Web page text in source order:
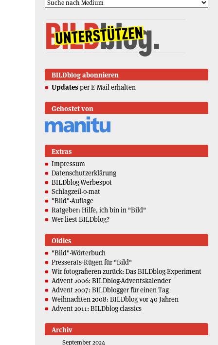
BILDblog abonnieren
Updates per E-Mail erhalten
Gehostet von
Extras
Impressum
Datenschutzerklärung
BILDblog-Werbespot
Schlagzeil-o-mat
"Bild"-Auflage
Ratgeber: Hilfe, ich bin in "Bild"
Wer liest BILDblog?
Oldies
"Bild"-Wörterbuch
Presserats-Rügen für "Bild"
Wir fotografieren zurück: Das BILDblog-Experiment
Advent 2006: BILDblog-Adventskalender
Advent 2007: BILDblogger für einen Tag
Weihnachten 2008: BILDblog vor 40 Jahren
Advent 2011: BILDblog classics
Archiv
September 2024